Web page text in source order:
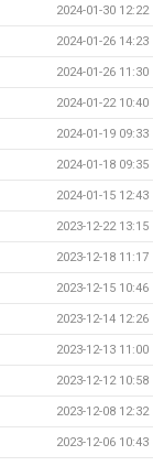
2024-01-30 12:22
2024-01-26 14:23
2024-01-26 11:30
2024-01-22 10:40
2024-01-19 09:33
2024-01-18 09:35
2024-01-15 12:43
2023-12-22 13:15
2023-12-18 11:17
2023-12-15 10:46
2023-12-14 12:26
2023-12-13 11:00
2023-12-12 10:58
2023-12-08 12:32
2023-12-06 10:43